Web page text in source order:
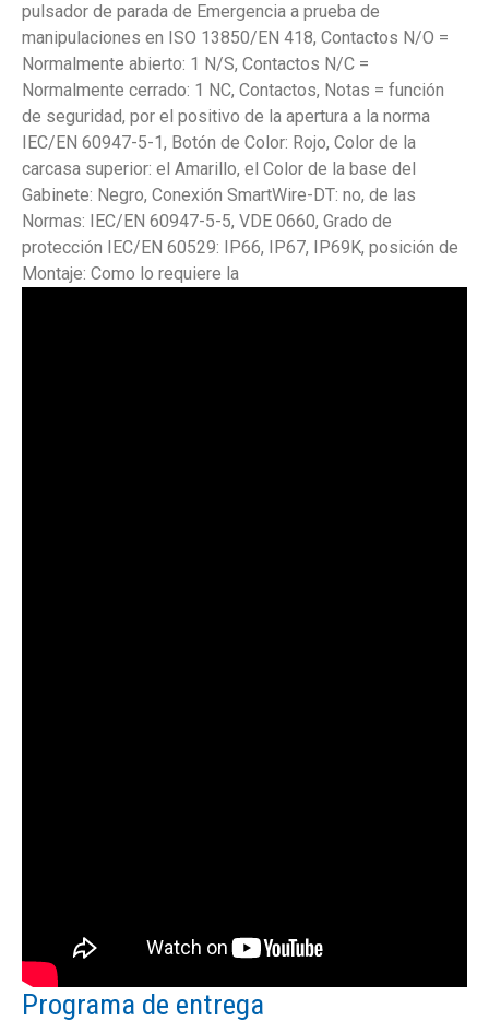
pulsador de parada de Emergencia a prueba de
manipulaciones en ISO 13850/EN 418, Contactos N/O =
Normalmente abierto: 1 N/S, Contactos N/C =
Normalmente cerrado: 1 NC, Contactos, Notas = función
de seguridad, por el positivo de la apertura a la norma
IEC/EN 60947-5-1, Botón de Color: Rojo, Color de la
carcasa superior: el Amarillo, el Color de la base del
Gabinete: Negro, Conexión SmartWire-DT: no, de las
Normas: IEC/EN 60947-5-5, VDE 0660, Grado de
protección IEC/EN 60529: IP66, IP67, IP69K, posición de
Montaje: Como lo requiere la
Programa de entrega